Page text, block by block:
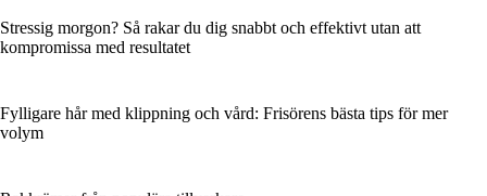
Stressig morgon? Så rakar du dig snabbt och effektivt utan att
kompromissa med resultatet
Fylligare hår med klippning och vård: Frisörens bästa tips för mer
volym